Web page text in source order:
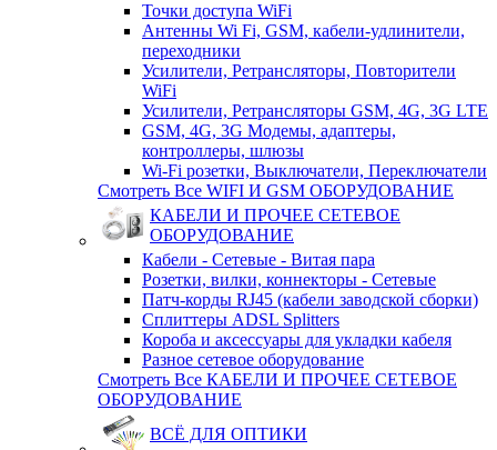
Точки доступа WiFi
Антенны Wi Fi, GSM, кабели-удлинители,
переходники
Усилители, Ретрансляторы, Повторители
WiFi
Усилители, Ретрансляторы GSM, 4G, 3G LTE
GSM, 4G, 3G Модемы, адаптеры,
контроллеры, шлюзы
Wi-Fi розетки, Выключатели, Переключатели
Смотреть Все WIFI И GSM ОБОРУДОВАНИЕ
КАБЕЛИ И ПРОЧЕЕ СЕТЕВОЕ
ОБОРУДОВАНИЕ
Кабели - Сетевые - Витая пара
Розетки, вилки, коннекторы - Сетевые
Патч-корды RJ45 (кабели заводской сборки)
Сплиттеры ADSL Splitters
Короба и аксессуары для укладки кабеля
Разное сетевое оборудование
Смотреть Все КАБЕЛИ И ПРОЧЕЕ СЕТЕВОЕ
ОБОРУДОВАНИЕ
ВСЁ ДЛЯ ОПТИКИ